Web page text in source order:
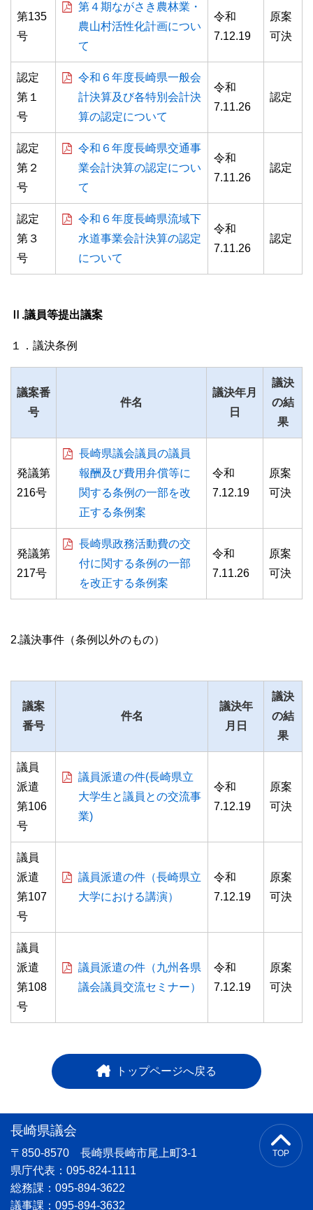
第135
号
第４期ながさき農林業・
農山村活性化計画につい
て
令和
7.12.19
原案
可決
認定
第１
号
令和６年度長崎県一般会
計決算及び各特別会計決
算の認定について
令和
7.11.26
認定
認定
第２
号
令和６年度長崎県交通事
業会計決算の認定につい
て
令和
7.11.26
認定
認定
第３
号
令和６年度長崎県流域下
水道事業会計決算の認定
について
令和
7.11.26
認定
Ⅱ.議員等提出議案
１．議決条例
議案番
号
件名
議決年月
日
議決
の結
果
発議第
216号
長崎県議会議員の議員
報酬及び費用弁償等に
関する条例の一部を改
正する条例案
令和
7.12.19
原案
可決
発議第
217号
長崎県政務活動費の交
付に関する条例の一部
を改正する条例案
令和
7.11.26
原案
可決
2.議決事件（条例以外のもの）
議案
番号
件名
議決年
月日
議決
の結
果
議員
派遣
第106
号
議員派遣の件(長崎県立
大学生と議員との交流事
業)
令和
7.12.19
原案
可決
議員
派遣
第107
号
議員派遣の件（長崎県立
大学における講演）
令和
7.12.19
原案
可決
議員
派遣
第108
号
議員派遣の件（九州各県
議会議員交流セミナー）
令和
7.12.19
原案
可決
トップページへ戻る
TOP
長崎県議会
〒850-8570 長崎県長崎市尾上町3-1
県庁代表：095-824-1111
総務課：095-894-3622
議事課：095-894-3632